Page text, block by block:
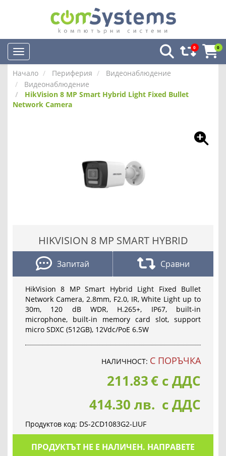
0 0
Начало Периферия
Видеонаблюдение
Видеонаблюдение
HikVision 8 MP Smart Hybrid Light Fixed Bullet
Network Camera
HIKVISION 8 MP SMART HYBRID
Запитай Сравни
HikVision 8 MP Smart Hybrid Light Fixed Bullet
Network Camera, 2.8mm, F2.0, IR, White Light up to
30m, 120 dB WDR, H.265+, IP67, built-in
microphone, built-in memory card slot, support
micro SDXC (512GB), 12Vdc/PoE 6.5W
НАЛИЧНОСТ: С ПОРЪЧКА
211.83€ с ДДС
414.30 лв. с ДДС
Продуктов код: DS-2CD1083G2-LIUF
ПРОДУКТЪТ НЕ Е НАЛИЧЕН. НАПРАВЕТЕ